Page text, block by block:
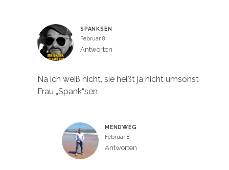
SPANKSEN
Februar 8
Antworten
Na ich weiß nicht, sie heißt ja nicht umsonst
Frau „Spank“sen
MENDWEG
Februar 8
Antworten